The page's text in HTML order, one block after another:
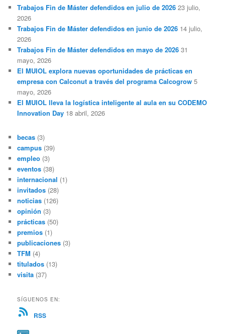
r
Trabajos Fin de Máster defendidos en julio de 2026 23 julio,
2026
Trabajos Fin de Máster defendidos en junio de 2026 14 julio,
2026
Trabajos Fin de Máster defendidos en mayo de 2026 31
mayo, 2026
El MUIOL explora nuevas oportunidades de prácticas en
empresa con Calconut a través del programa Calcogrow 5
mayo, 2026
El MUIOL lleva la logística inteligente al aula en su CODEMO
Innovation Day 18 abril, 2026
becas (3)
campus (39)
empleo (3)
eventos (38)
internacional (1)
invitados (28)
noticias (126)
opinión (3)
prácticas (50)
premios (1)
publicaciones (3)
TFM (4)
titulados (13)
visita (37)
SÍGUENOS EN:
RSS